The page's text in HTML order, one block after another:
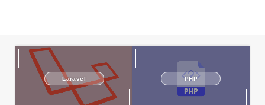
Laravel PHP